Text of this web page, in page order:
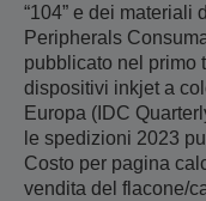
“104” e dei
Peripherals
pubblicato nel primo
dispositivi inkjet a
Europa (IDC
le spedizioni 2023
Costo per pagina
vendita del flacone/